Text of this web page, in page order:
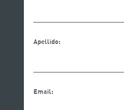
Apellido:
Email: